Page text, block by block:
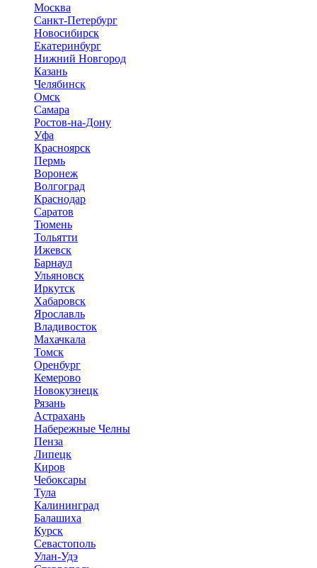
Москва
Санкт-Петербург
Новосибирск
Екатеринбург
Нижний Новгород
Казань
Челябинск
Омск
Самара
Ростов-на-Дону
Уфа
Красноярск
Пермь
Воронеж
Волгоград
Краснодар
Саратов
Тюмень
Тольятти
Ижевск
Барнаул
Ульяновск
Иркутск
Хабаровск
Ярославль
Владивосток
Махачкала
Томск
Оренбург
Кемерово
Новокузнецк
Рязань
Астрахань
Набережные Челны
Пенза
Липецк
Киров
Чебоксары
Тула
Калининград
Балашиха
Курск
Севастополь
Улан-Удэ